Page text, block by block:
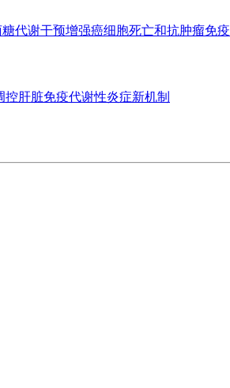
代谢干预增强癌细胞死亡和抗肿瘤免疫
肝脏免疫代谢性炎症新机制